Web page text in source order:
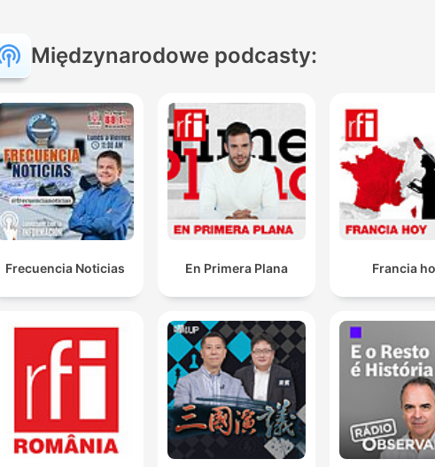
Międzynarodowe podcasty:
Frecuencia Noticias En Primera Plana Francia